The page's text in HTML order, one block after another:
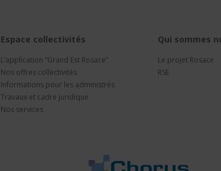
Espace collectivités
L’application “Grand Est Rosace”
Nos offres collectivités
Informations pour les administrés
Travaux et cadre juridique
Nos services
Qui sommes
Le projet Rosace
RSE